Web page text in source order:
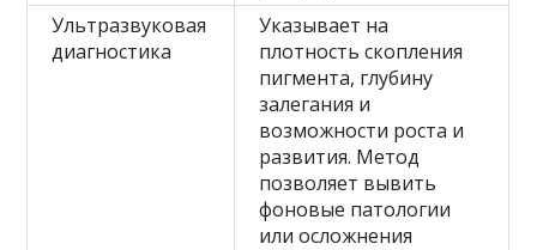
Ультразвуковая
диагностика
Указывает на
плотность скопления
пигмента, глубину
залегания и
возможности роста и
развития. Метод
позволяет вывить
фоновые патологии
или осложнения